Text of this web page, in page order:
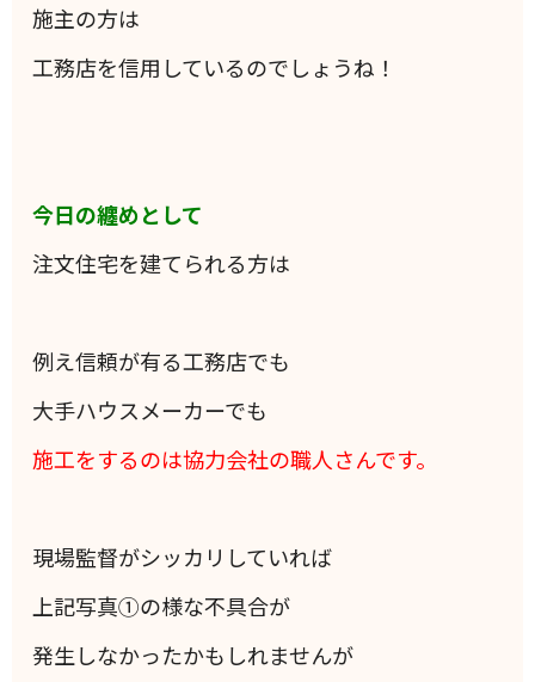
施主の方は
工務店を信用しているのでしょうね！
今日の纏めとして
注文住宅を建てられる方は
例え信頼が有る工務店でも
大手ハウスメーカーでも
施工をするのは協力会社の職人さんです。
現場監督がシッカリしていれば
上記写真①の様な不具合が
発生しなかったかもしれませんが